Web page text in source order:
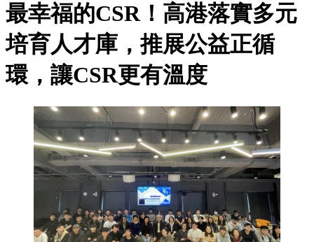
最幸福的CSR！高港落實多元
培育人才庫，推展公益正循
環，讓CSR更有溫度